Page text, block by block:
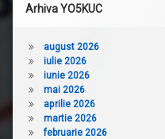
Arhiva YO5KUC
august 2026
iulie 2026
iunie 2026
mai 2026
aprilie 2026
martie 2026
februarie 2026